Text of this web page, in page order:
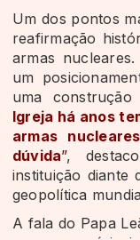
Um dos pontos
reafirmação
armas
um
uma
Igreja há anos
armas
dúvida”,
instituição diante
geopolítica
A fala do Papa